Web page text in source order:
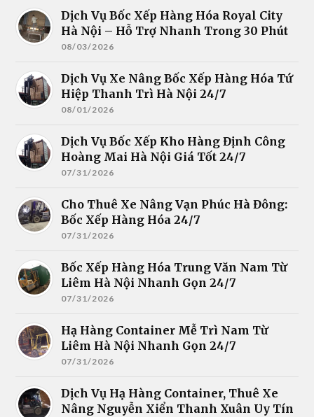
Dịch Vụ Bốc Xếp Hàng Hóa Royal City
Hà Nội – Hỗ Trợ Nhanh Trong 30 Phút
08/03/2026
Dịch Vụ Xe Nâng Bốc Xếp Hàng Hóa Tứ
Hiệp Thanh Trì Hà Nội 24/7
08/01/2026
Dịch Vụ Bốc Xếp Kho Hàng Định Công
Hoàng Mai Hà Nội Giá Tốt 24/7
07/31/2026
Cho Thuê Xe Nâng Vạn Phúc Hà Đông:
Bốc Xếp Hàng Hóa 24/7
07/31/2026
Bốc Xếp Hàng Hóa Trung Văn Nam Từ
Liêm Hà Nội Nhanh Gọn 24/7
07/31/2026
Hạ Hàng Container Mễ Trì Nam Từ
Liêm Hà Nội Nhanh Gọn 24/7
07/31/2026
Dịch Vụ Hạ Hàng Container, Thuê Xe
Nâng Nguyễn Xiển Thanh Xuân Uy Tín